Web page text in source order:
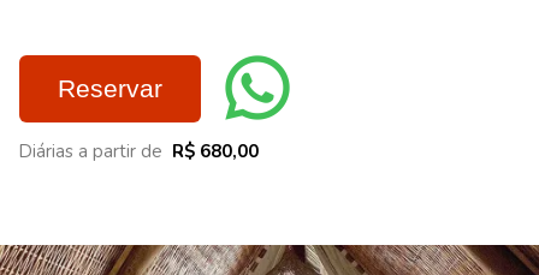
Reservar
Diárias a partir de R$ 680,00